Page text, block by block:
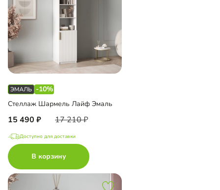
-10%
Стеллаж Шармель Лайф Эмаль
15 490 17 210
Доступно для доставки
В корзину